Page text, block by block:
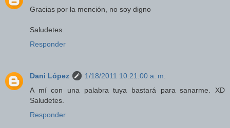
Gracias por la mención, no soy digno
Saludetes.
Responder
Dani López
1/18/2011 10:21:00 a. m.
A mí con una palabra tuya bastará para sanarme. XD
Saludetes.
Responder